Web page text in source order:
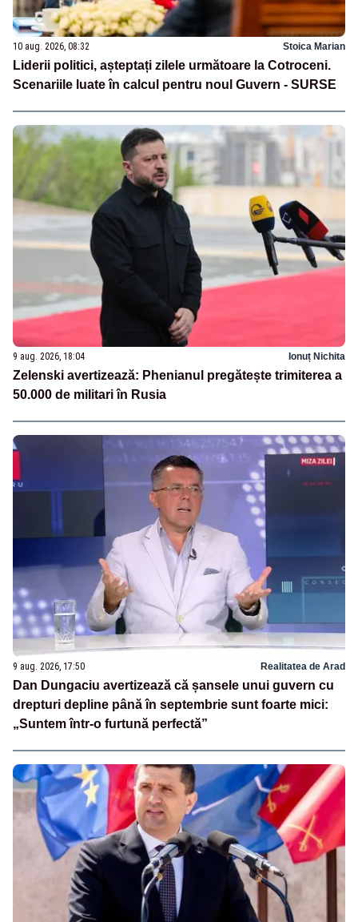
10 aug. 2026, 08:32 Stoica Marian
Liderii politici, așteptați zilele următoare la Cotroceni.
Scenariile luate în calcul pentru noul Guvern - SURSE
9 aug. 2026, 18:04 Ionuț Nichita
Zelenski avertizează: Phenianul pregătește trimiterea a
50.000 de militari în Rusia
9 aug. 2026, 17:50 Realitatea de Arad
Dan Dungaciu avertizează că șansele unui guvern cu
drepturi depline până în septembrie sunt foarte mici:
„Suntem într-o furtună perfectă”